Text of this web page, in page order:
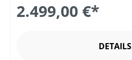
2.499,00 €*
DETAILS